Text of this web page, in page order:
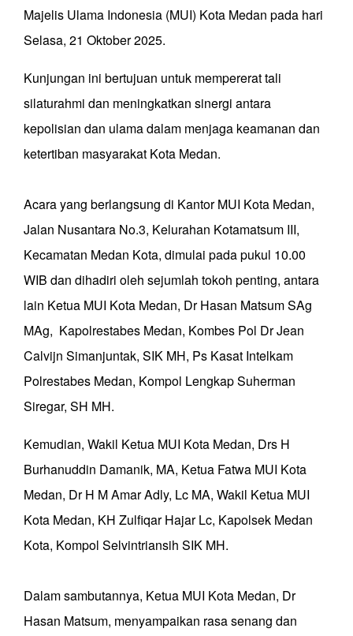
Majelis Ulama Indonesia (MUI) Kota Medan pada hari
Selasa, 21 Oktober 2025.
Kunjungan ini bertujuan untuk mempererat tali
silaturahmi dan meningkatkan sinergi antara
kepolisian dan ulama dalam menjaga keamanan dan
ketertiban masyarakat Kota Medan.
Acara yang berlangsung di Kantor MUI Kota Medan,
Jalan Nusantara No.3, Kelurahan Kotamatsum III,
Kecamatan Medan Kota, dimulai pada pukul 10.00
WIB dan dihadiri oleh sejumlah tokoh penting, antara
lain Ketua MUI Kota Medan, Dr Hasan Matsum SAg
MAg, Kapolrestabes Medan, Kombes Pol Dr Jean
Calvijn Simanjuntak, SIK MH, Ps Kasat Intelkam
Polrestabes Medan, Kompol Lengkap Suherman
Siregar, SH MH.
Kemudian, Wakil Ketua MUI Kota Medan, Drs H
Burhanuddin Damanik, MA, Ketua Fatwa MUI Kota
Medan, Dr H M Amar Adly, Lc MA, Wakil Ketua MUI
Kota Medan, KH Zulfiqar Hajar Lc, Kapolsek Medan
Kota, Kompol Selvintriansih SIK MH.
Dalam sambutannya, Ketua MUI Kota Medan, Dr
Hasan Matsum, menyampaikan rasa senang dan